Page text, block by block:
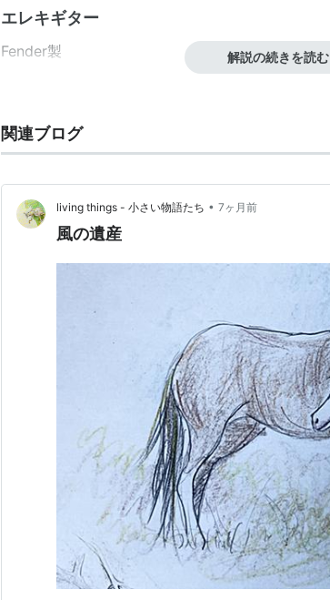
エレキギター
Fender製
マスタングの表記が正しい。
ノースアメリカン P-51 Mustang
解説の続きを読む
関連ブログ
living things - 小さい物語たち • 7ヶ月前
風の遺産